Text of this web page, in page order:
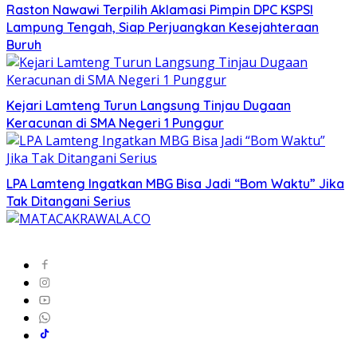
Raston Nawawi Terpilih Aklamasi Pimpin DPC KSPSI
Lampung Tengah, Siap Perjuangkan Kesejahteraan
Buruh
Kejari Lamteng Turun Langsung Tinjau Dugaan
Keracunan di SMA Negeri 1 Punggur
LPA Lamteng Ingatkan MBG Bisa Jadi “Bom Waktu” Jika
Tak Ditangani Serius